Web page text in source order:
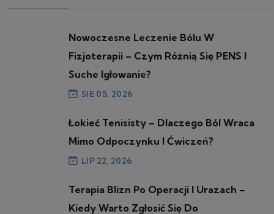
Nowoczesne Leczenie Bólu W
Fizjoterapii – Czym Różnią Się PENS I
Suche Igłowanie?
SIE 05, 2026
Łokieć Tenisisty – Dlaczego Ból Wraca
Mimo Odpoczynku I Ćwiczeń?
LIP 22, 2026
Terapia Blizn Po Operacji I Urazach –
Kiedy Warto Zgłosić Się Do